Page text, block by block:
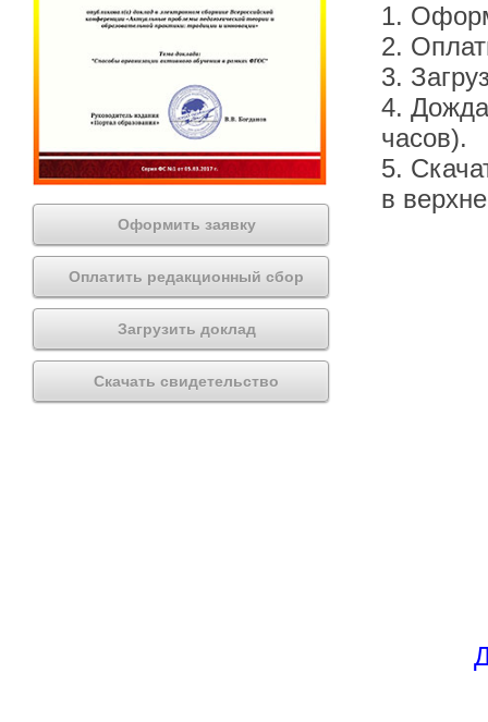
Оформить заявку
Оплатить редакционный сбор
Загрузить доклад
Скачать свидетельство
1.
2.
3.
4.
часов).
5.
в